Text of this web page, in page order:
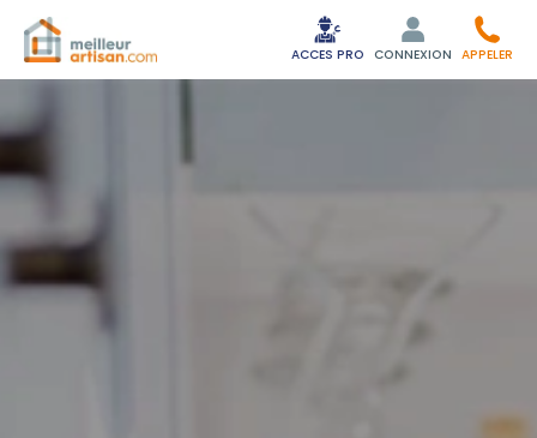
ACCES PRO CONNEXION APPELER